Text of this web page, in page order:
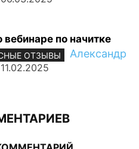
вебинаре по начитке
ОТЗЫВЫ
Александр
11.02.2025